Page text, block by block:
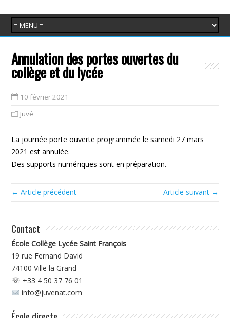
Annulation des portes ouvertes du
collège et du lycée
10 février 2021
Juvé
La journée porte ouverte programmée le samedi 27 mars
2021 est annulée.
Des supports numériques sont en préparation.
← Article précédent Article suivant →
Contact
École Collège Lycée Saint François
19 rue Fernand David
74100 Ville la Grand
☏ +33 4 50 37 76 01
info@juvenat.com